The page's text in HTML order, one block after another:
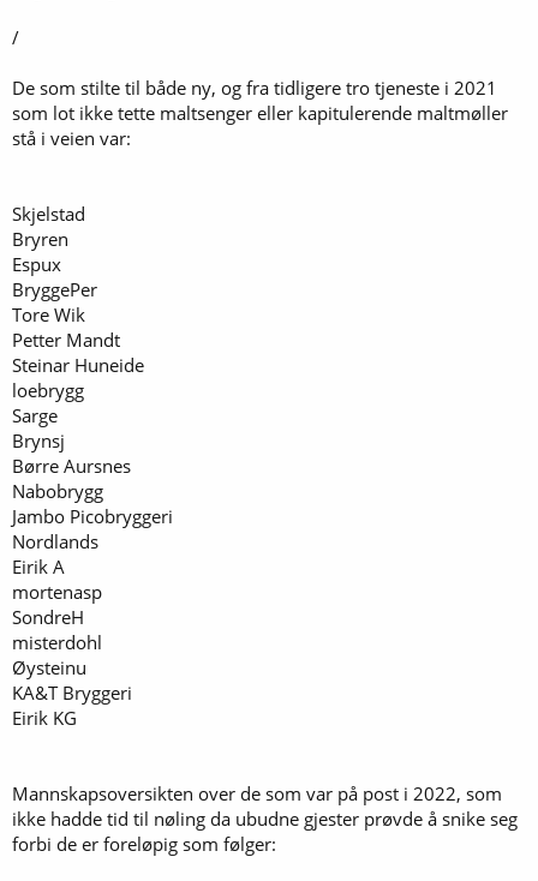
/
De som stilte til både ny, og fra tidligere tro tjeneste i 2021
som lot ikke tette maltsenger eller kapitulerende maltmøller
stå i veien var:
Skjelstad
Bryren
Espux
BryggePer
Tore Wik
Petter Mandt
Steinar Huneide
loebrygg
Sarge
Brynsj
Børre Aursnes
Nabobrygg
Jambo Picobryggeri
Nordlands
Eirik A
mortenasp
SondreH
misterdohl
Øysteinu
KA&T Bryggeri
Eirik KG
Mannskapsoversikten over de som var på post i 2022, som
ikke hadde tid til nøling da ubudne gjester prøvde å snike seg
forbi de er foreløpig som følger: